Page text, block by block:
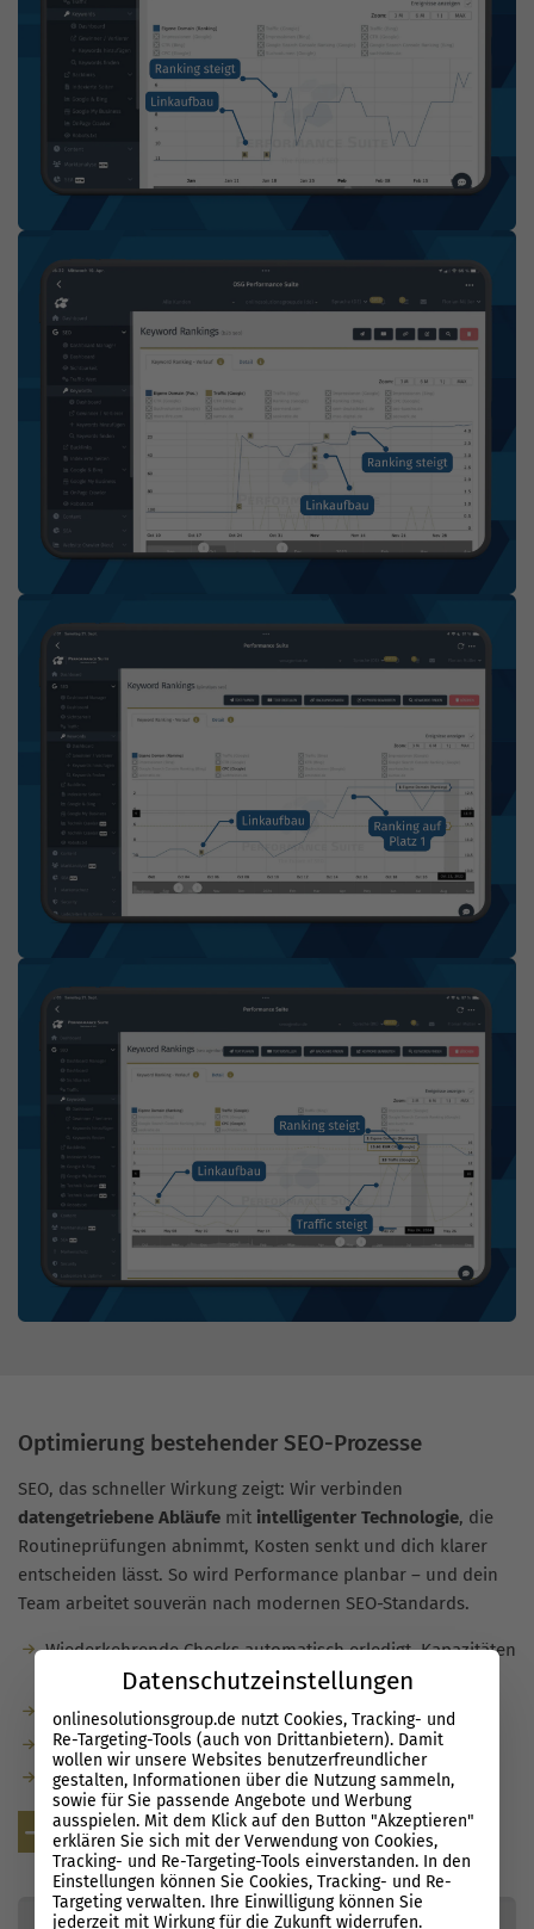
Optimierung bestehender SEO-Prozesse
SEO, das schneller Wirkung zeigt: Wir verbinden
datengetriebene Abläufe mit intelligenter Technologie, die
Routineprüfungen abnimmt, Kosten senkt und dich klarer
entscheiden lässt. So wird Performance planbar – und dein
Team arbeitet souverän nach modernen SEO-Standards.
Wiederkehrende Checks automatisch erledigt, Kapazitäten
frei für Wachstum.
Relevante Insights in Echtzeit für präzise Prioritäten.
Effiziente Workflows statt Tool-Wildwuchs.
Dein Team wird Schritt für Schritt SEO-ready.
Kostenlose Beratung
Datenschutzeinstellungen
onlinesolutionsgroup.de nutzt Cookies, Tracking- und
Re-Targeting-Tools (auch von Drittanbietern). Damit
wollen wir unsere Websites benutzerfreundlicher
gestalten, Informationen über die Nutzung sammeln,
sowie für Sie passende Angebote und Werbung
ausspielen. Mit dem Klick auf den Button "Akzeptieren"
erklären Sie sich mit der Verwendung von Cookies,
Tracking- und Re-Targeting-Tools einverstanden. In den
Einstellungen können Sie Cookies, Tracking- und Re-
Targeting verwalten. Ihre Einwilligung können Sie
jederzeit mit Wirkung für die Zukunft widerrufen.